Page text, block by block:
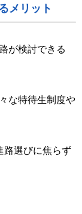
メリット
が検討できる
な特待生制度や
路選びに焦らず